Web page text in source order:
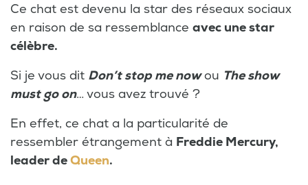
Ce chat est devenu la star des réseaux sociaux
en raison de sa ressemblance avec une star
célèbre.
Si je vous dit Don’t stop me nowou The show
must go on… vous avez trouvé ?
En effet, ce chat a la particularité de
ressembler étrangement à Freddie Mercury,
leader deQueen.